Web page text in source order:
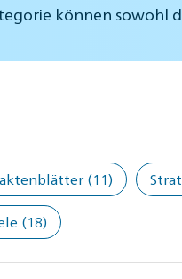
können sowohl
(11)
(18)